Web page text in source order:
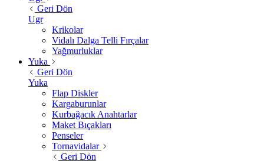
Geri Dön
Ugr
Krikolar
Vidalı Dalga Telli Fırçalar
Yağmurluklar
Yuka
Geri Dön
Yuka
Flap Diskler
Kargaburunlar
Kurbağacık Anahtarlar
Maket Bıçakları
Penseler
Tornavidalar
Geri Dön